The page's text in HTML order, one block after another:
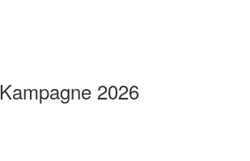
Kampagne 2026